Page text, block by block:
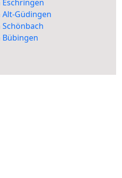
Eschringen
Alt-Güdingen
Schönbach
Bübingen